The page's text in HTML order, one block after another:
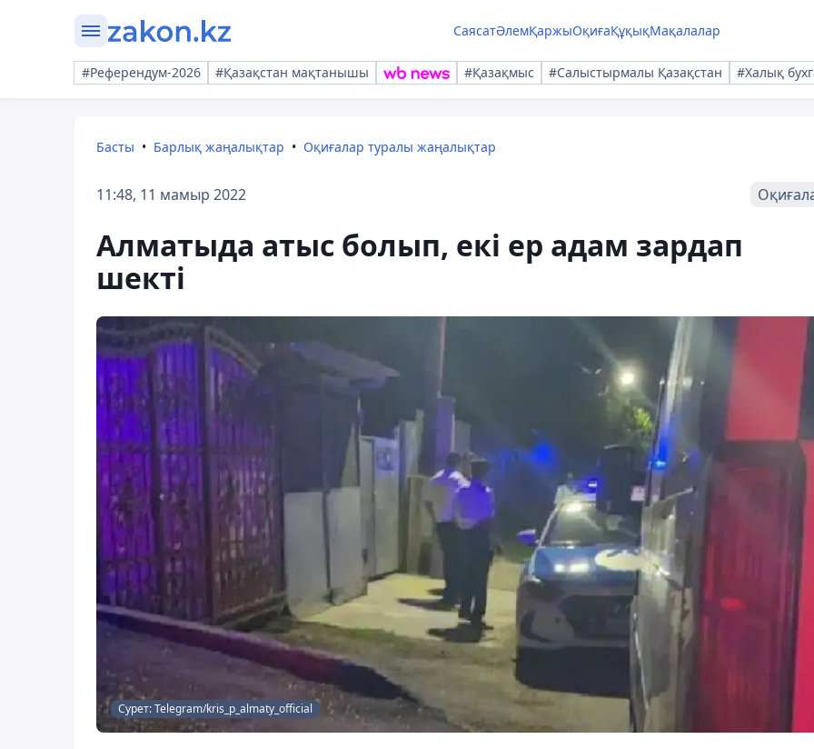
СаясатӘлемҚаржыОқиғаҚұқықМақалалар
#Референдум-2026 #Қазақстан мақтанышы #Қазақмыс #Салыстырмалы Қазақстан #Халық
Басты Барлық жаңалықтар Оқиғалар туралы жаңалықтар
11:48, 11 мамыр 2022
Алматыда атыс болып, екі ер адам зардап
шекті
Сурет: Telegram/kris_p_almaty_official